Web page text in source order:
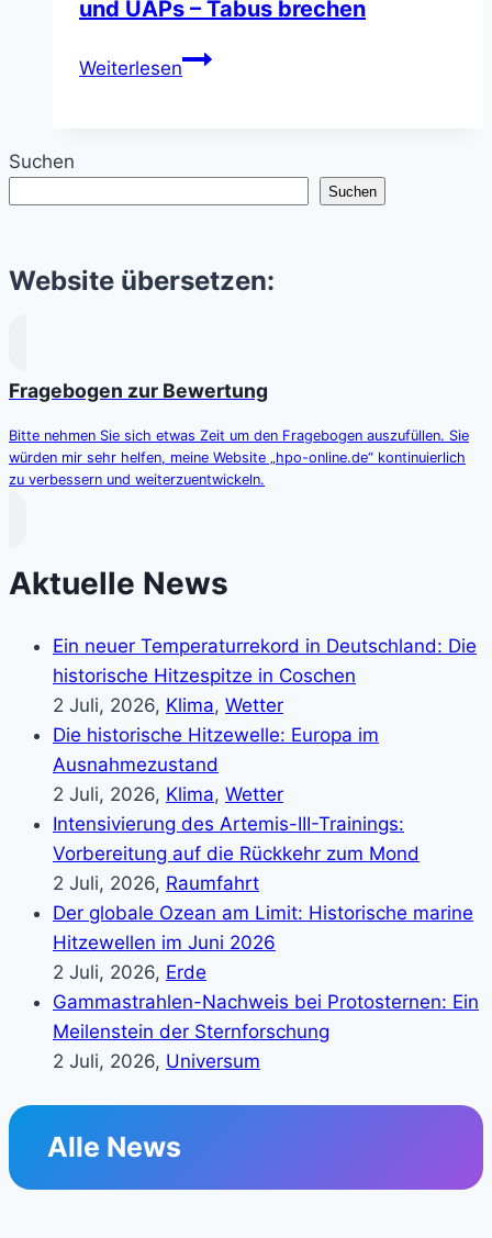
und UAPs – Tabus brechen
WeiterlesenStigmatisierung
und
UAPs
brechen
Suchen
Suchen
Website übersetzen:
Fragebogen zur Bewertung
Bitte nehmen Sie sich etwas Zeit um den Fragebogen auszufüllen. Sie
würden mir sehr helfen, meine Website „hpo-online.de“ kontinuierlich
zu verbessern und weiterzuentwickeln.
Aktuelle News
Ein neuer Temperaturrekord in Deutschland: Die
historische Hitzespitze in Coschen
2 Juli, 2026, Klima, Wetter
Die historische Hitzewelle: Europa im
Ausnahmezustand
2 Juli, 2026, Klima, Wetter
Intensivierung des Artemis-III-Trainings:
Vorbereitung auf die Rückkehr zum Mond
2 Juli, 2026, Raumfahrt
Der globale Ozean am Limit: Historische marine
Hitzewellen im Juni 2026
2 Juli, 2026, Erde
Gammastrahlen-Nachweis bei Protosternen: Ein
Meilenstein der Sternforschung
2 Juli, 2026, Universum
Alle News